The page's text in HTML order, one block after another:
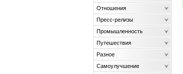
Отношения
Пресс-релизы
Промышленность
Путешествия
Разное
Самоулучшение